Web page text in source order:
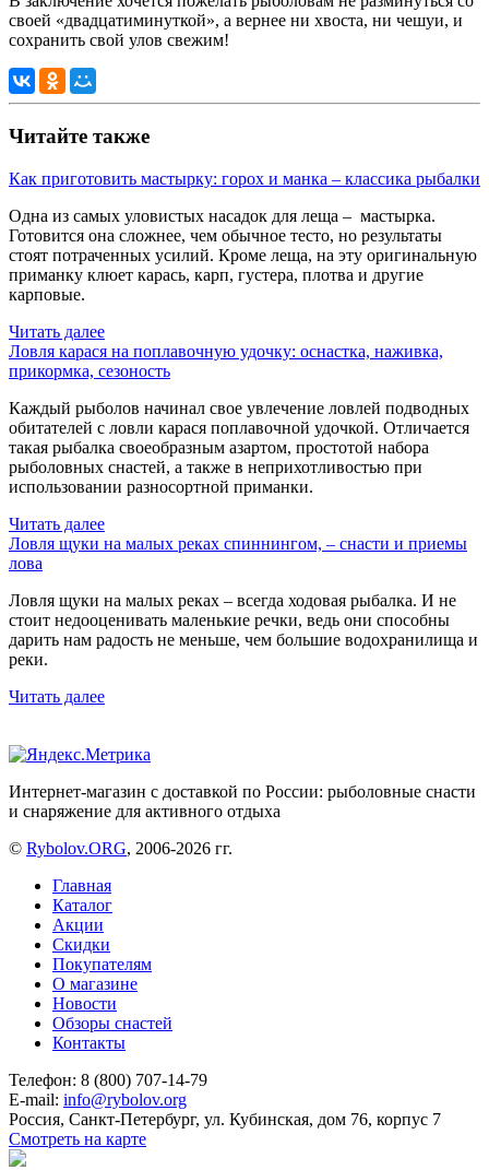
своей «двадцатиминуткой», а вернее ни хвоста, ни чешуи, и
сохранить свой улов свежим!
Читайте также
Как приготовить мастырку: горох и манка – классика рыбалки
Одна из самых уловистых насадок для леща – мастырка.
Готовится она сложнее, чем обычное тесто, но результаты
стоят потраченных усилий. Кроме леща, на эту оригинальную
приманку клюет карась, карп, густера, плотва и другие
карповые.
Читать далее
Ловля карася на поплавочную удочку: оснастка, наживка,
прикормка, сезоность
Каждый рыболов начинал свое увлечение ловлей подводных
обитателей с ловли карася поплавочной удочкой. Отличается
такая рыбалка своеобразным азартом, простотой набора
рыболовных снастей, а также в неприхотливостью при
использовании разносортной приманки.
Читать далее
Ловля щуки на малых реках спиннингом, – снасти и приемы
лова
Ловля щуки на малых реках – всегда ходовая рыбалка. И не
стоит недооценивать маленькие речки, ведь они способны
дарить нам радость не меньше, чем большие водохранилища и
реки.
Читать далее
Интернет-магазин с доставкой по России: рыболовные снасти
и снаряжение для активного отдыха
© Rybolov.ORG, 2006-2026 гг.
Главная
Каталог
Акции
Скидки
Покупателям
О магазине
Новости
Обзоры снастей
Контакты
Телефон: 8 (800) 707-14-79
E-mail: info@rybolov.org
Россия, Санкт-Петербург, ул. Кубинская, дом 76, корпус 7
Смотреть на карте